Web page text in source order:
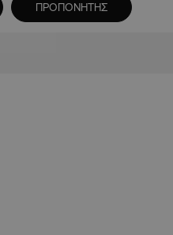
ΠΡΟΠΟΝΗΤΗΣ